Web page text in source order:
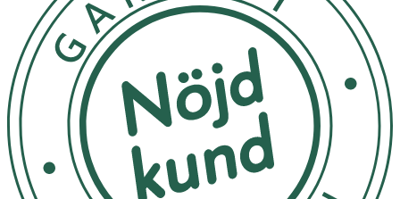
· Lämplig för kort till medellångt hår
· Lätt att tvätta ur
Användning
· Ta en liten mängd stylingpasta och värm upp
mellan handflatorna.
· Fördela i fuktigt eller torrt hår, beroende på önskat